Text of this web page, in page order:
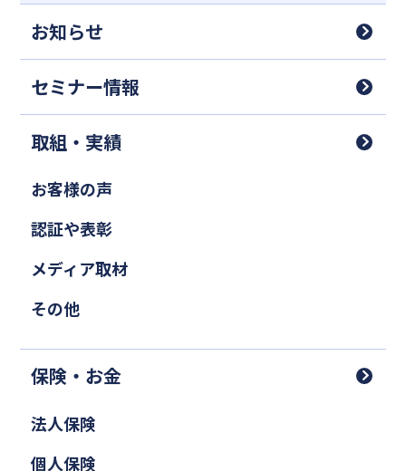
お知らせ
セミナー情報
取組・実績
お客様の声
認証や表彰
メディア取材
その他
保険・お金
法人保険
個人保険